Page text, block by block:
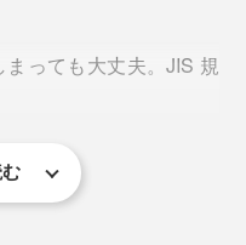
っても大丈夫。JIS 規